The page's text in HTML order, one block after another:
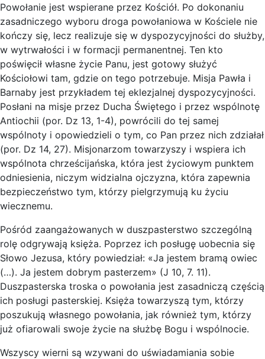
Powołanie jest wspierane przez Kościół. Po dokonaniu
zasadniczego wyboru droga powołaniowa w Kościele nie
kończy się, lecz realizuje się w dyspozycyjności do służby,
w wytrwałości i w formacji permanentnej. Ten kto
poświęcił własne życie Panu, jest gotowy służyć
Kościołowi tam, gdzie on tego potrzebuje. Misja Pawła i
Barnaby jest przykładem tej eklezjalnej dyspozycyjności.
Posłani na misje przez Ducha Świętego i przez wspólnotę
Antiochii (por. Dz 13, 1-4), powrócili do tej samej
wspólnoty i opowiedzieli o tym, co Pan przez nich zdziałał
(por. Dz 14, 27). Misjonarzom towarzyszy i wspiera ich
wspólnota chrześcijańska, która jest życiowym punktem
odniesienia, niczym widzialna ojczyzna, która zapewnia
bezpieczeństwo tym, którzy pielgrzymują ku życiu
wiecznemu.
Pośród zaangażowanych w duszpasterstwo szczególną
rolę odgrywają księża. Poprzez ich posługę uobecnia się
Słowo Jezusa, który powiedział: «Ja jestem bramą owiec
(…). Ja jestem dobrym pasterzem» (J 10, 7. 11).
Duszpasterska troska o powołania jest zasadniczą częścią
ich posługi pasterskiej. Księża towarzyszą tym, którzy
poszukują własnego powołania, jak również tym, którzy
już ofiarowali swoje życie na służbę Bogu i wspólnocie.
Wszyscy wierni są wzywani do uświadamiania sobie